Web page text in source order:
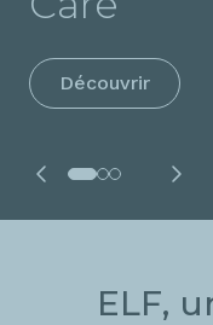
Découvrir
Pour en savoir
ELF,